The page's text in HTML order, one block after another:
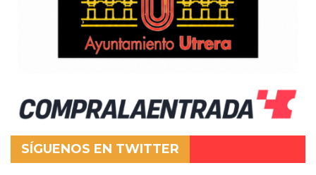
SÍGUENOS EN TWITTER